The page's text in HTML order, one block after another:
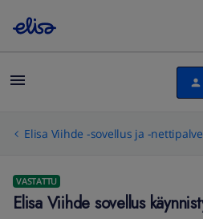
Elisa Viihde -sovellus ja -
VASTATTU
Elisa Viihde sovellus